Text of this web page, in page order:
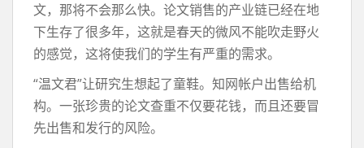
文，那将不会那么快。论文销售的产业链已经在地
下生存了很多年，这就是春天的微风不能吹走野火
的感觉，这将使我们的学生有严重的需求。
“温文君”让研究生想起了童鞋。知网帐户出售给机
构。一张珍贵的论文查重不仅要花钱，而且还要冒
先出售和发行的风险。